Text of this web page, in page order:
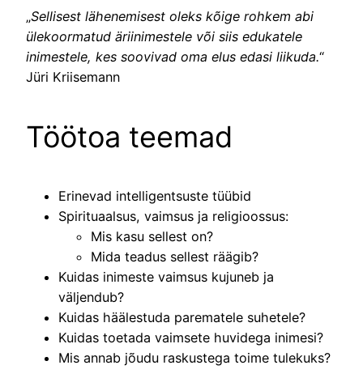
„Sellisest lähenemisest oleks kõige rohkem abi
ülekoormatud äriinimestele või siis edukatele
inimestele, kes soovivad oma elus edasi liikuda.“
Jüri Kriisemann
Töötoa teemad
Erinevad intelligentsuste tüübid
Spirituaalsus, vaimsus ja religioossus:
Mis kasu sellest on?
Mida teadus sellest räägib?
Kuidas inimeste vaimsus kujuneb ja
väljendub?
Kuidas häälestuda parematele suhetele?
Kuidas toetada vaimsete huvidega inimesi?
Mis annab jõudu raskustega toime tulekuks?